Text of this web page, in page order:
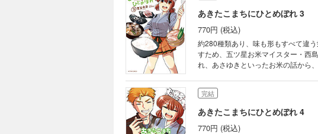
あきたこまちにひとめぼれ 3
770円 (税込)
約280種類あり、味も形もすべて違
すため、五ツ星お米マイスター・西
れ、あさゆきといったお米の話から
完結
あきたこまちにひとめぼれ 4
770円 (税込)